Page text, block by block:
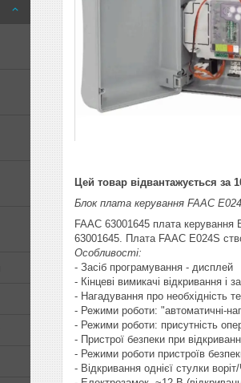
Цей товар відвантажується за
Блок плата керування FAAC
FAAC 63001645 плата
63001645. Плата FAAC E024S
Особливості:
- Засіб програмування - дисплей
- Кінцеві вимикачі відкривання і
- Нагадування про необхідність
- Режими роботи: "автоматичні-
- Режими роботи: присутність
- Пристрої безпеки при
- Режими роботи пристроїв
- Відкривання однієї стулки